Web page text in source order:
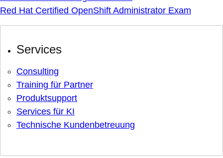
Red Hat Certified OpenShift Administrator Exam
Services
Consulting
Training für Partner
Produktsupport
Services für KI
Technische Kundenbetreuung